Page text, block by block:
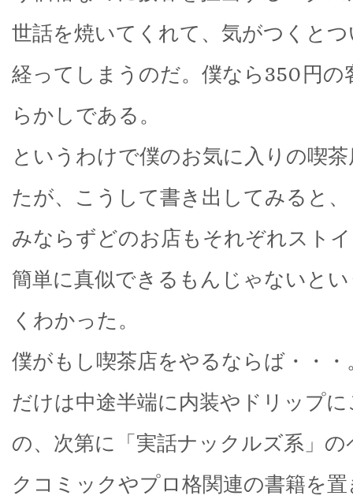
世話を焼いてくれて、気がつくと
経ってしまうのだ。僕なら350円の
らかしである。
というわけで僕のお気に入りの喫
たが、こうして書き出してみると
みならずどのお店もそれぞれスト
簡単に真似できるもんじゃないと
くわかった。
僕がもし喫茶店をやるならば・・
だけは中途半端に内装やドリップ
の、次第に「実話ナックルズ系」
クコミックやプロ格関連の書籍を